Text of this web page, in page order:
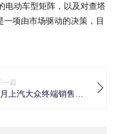
电动车型矩阵，以及对查塔
一项由市场驱动的决策，目
一篇
上汽大众终端销售9